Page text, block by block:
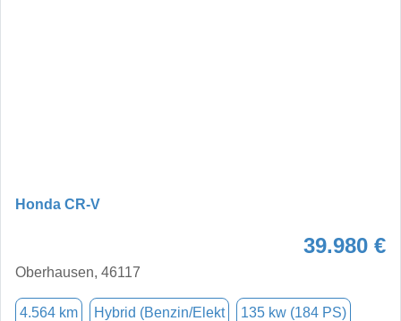
Honda CR-V
39.980 €
Oberhausen, 46117
4.564 km Hybrid (Benzin/Elekt 135 kw (184 PS)